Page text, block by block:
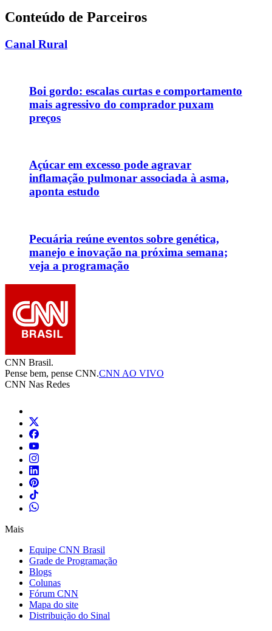
Conteúdo de Parceiros
Canal Rural
Boi gordo: escalas curtas e comportamento
mais agressivo do comprador puxam
preços
Açúcar em excesso pode agravar
inflamação pulmonar associada à asma,
aponta estudo
Pecuária reúne eventos sobre genética,
manejo e inovação na próxima semana;
veja a programação
CNN Brasil.
Pense bem, pense CNN.CNN AO VIVO
CNN Nas Redes
Mais
Equipe CNN Brasil
Grade de Programação
Blogs
Colunas
Fórum CNN
Mapa do site
Distribuição do Sinal